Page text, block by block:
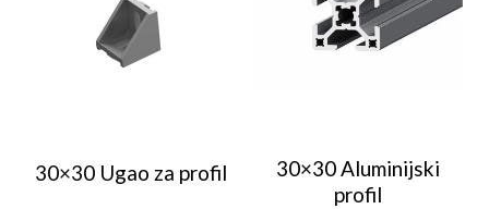
30×30 Ugao za profil
30×30 Aluminijski
profil